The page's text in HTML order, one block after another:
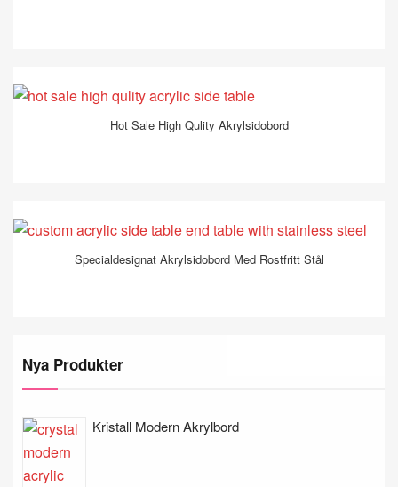
Hot Sale High Qulity Akrylsidobord
Specialdesignat Akrylsidobord Med Rostfritt Stål
Nya Produkter
Kristall Modern Akrylbord